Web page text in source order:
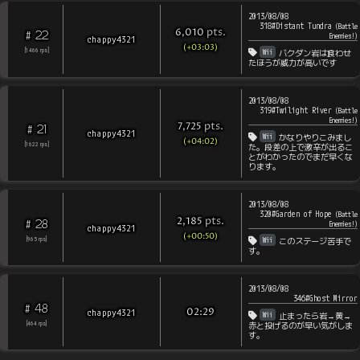
# 22
1466 rps
chappy4321 6,010 pts.
(+03:03)
2013/08/08
318#Distant Tundra (Battle
Enemies!)
Wii
バクダン岩は食わせ
たほうが威力が高いです
# 21
1622 rps
chappy4321 7,725 pts.
(+04:02)
2013/08/08
319#Twilight River(Battle
Enemies!)
Wii
かなりやりこみまし
た。段差の上で激辛が出るこ
とがわかったのでまだ早くな
ります。
# 28
[965 rps
chappy4321 2,185 pts.
(+00:50)
2013/08/08
320#Garden of Hope (Battle
Enemies!)
Wii
このステージ苦手で
す。
# 48
[464 rps
chappy4321 02:29
2013/08/08
346#Ghost Mirror
Wii
止まったら岩→黄→
赤と投げるのが早い気がしま
す。